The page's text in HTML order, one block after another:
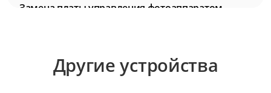
Замена платы управления фотоаппаратом
от 3 000 ₽Другие устройства